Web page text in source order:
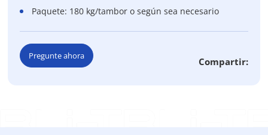
Paquete: 180 kg/tambor o según sea necesario
Pregunte ahora Compartir: